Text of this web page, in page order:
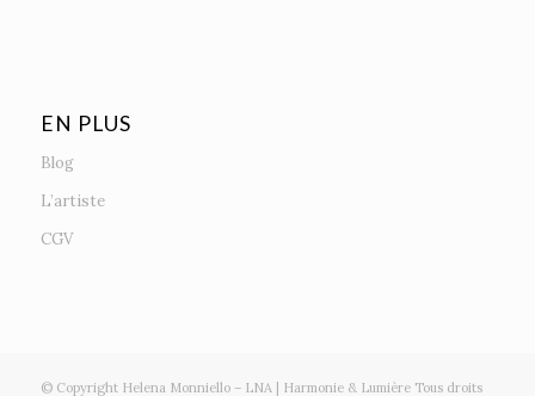
EN PLUS
Blog
L’artiste
CGV
© Copyright Helena Monniello – LNA | Harmonie & Lumière Tous droits